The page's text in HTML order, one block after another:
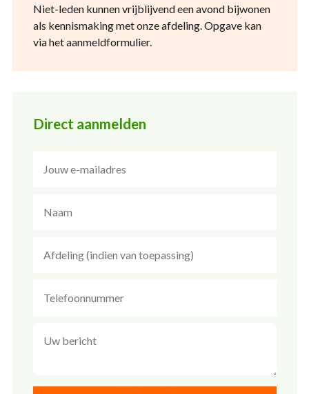
Niet-leden kunnen vrijblijvend een avond bijwonen
als kennismaking met onze afdeling. Opgave kan
via het aanmeldformulier.
Direct aanmelden